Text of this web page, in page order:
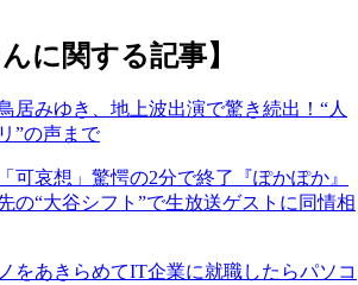
に関する記事】
居みゆき、地上波出演で驚き続出！“人
”の声まで
可哀想」驚愕の2分で終了『ぽかぽか』
の“大谷シフト”で生放送ゲストに同情相
をあきらめてIT企業に就職したらパソコ